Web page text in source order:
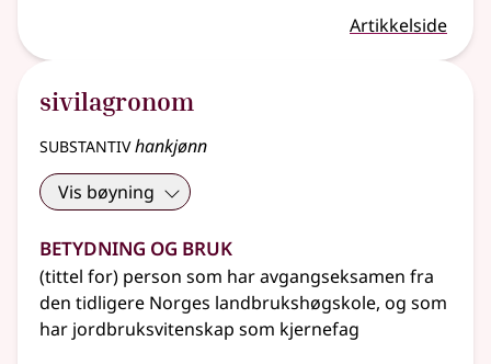
Artikkelside
sivilagronom
substantivhankjønn
Vis bøyning
Betydning og bruk
(tittel for) person som har avgangseksamen fra
den tidligere Norges landbrukshøgskole, og som
har jordbruksvitenskap som kjernefag